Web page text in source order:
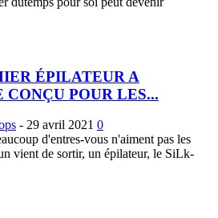
ÉPILATEUR A
POUR LES...
- 29 avril 2021 0
d'entres-vous n'aiment pas les
vient de sortir, un épilateur, le SiLk-